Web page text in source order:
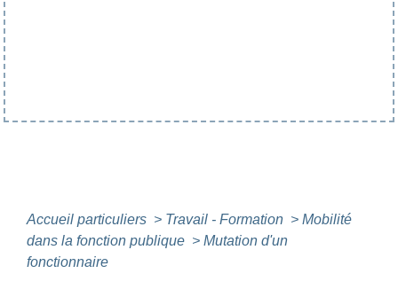
Accueil particuliers > Travail - Formation > Mobilité
dans la fonction publique > Mutation d'un
fonctionnaire